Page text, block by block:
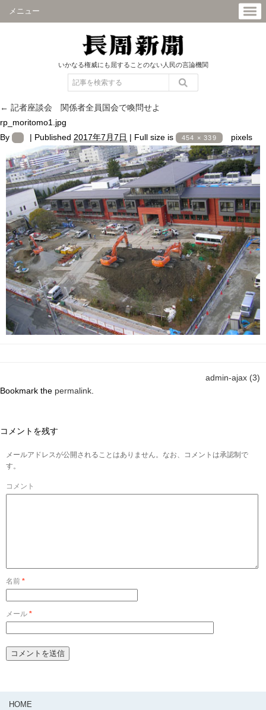
メニュー
いかなる権威にも屈することのない人民の言論機関
← 記者座談会 関係者全員国会で喚問せよ
rp_moritomo1.jpg
By
| Published 2017年7月7日 | Full size is 454 × 339 pixels
admin-ajax (3)
Bookmark the permalink.
コメントを残す
メールアドレスが公開されることはありません。なお、コメントは承認制で
す。
コメント
名前 *
メール *
HOME